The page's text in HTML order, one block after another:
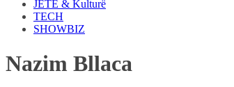
JETË & Kulturë
TECH
SHOWBIZ
Nazim Bllaca